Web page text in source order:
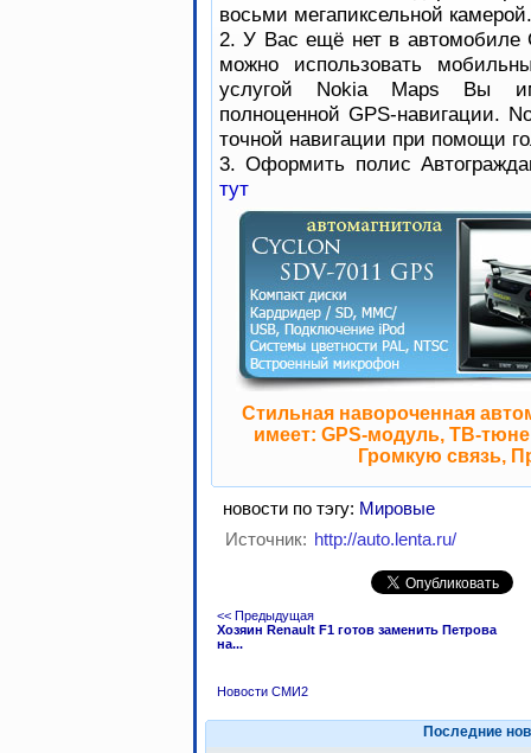
восьми мегапиксельной камерой.
2. У Вас ещё нет в автомобиле
можно использовать
услугой Nokia Maps Вы
полноценной GPS-навигации.
точной навигации при помощи
3. Оформить полис
тут
Стильная навороченная
имеет: GPS-модуль, ТВ-
Громкую связь,
новости по тэгу: Мировые
Источник: http://auto.lenta.ru/
<< Предыдущая
Хозяин Renault F1 готов заменить Петрова
на...
Новости СМИ2
Последние